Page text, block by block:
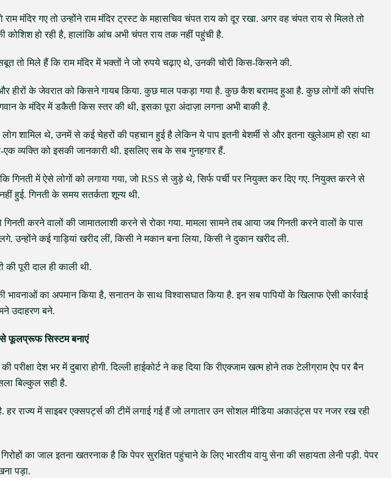
राम मंदिर गए तो उन्होंने राम मंदिर ट्रस्ट के महासचिव चंपत राय को दूर रखा. अगर वह चंपत राय से मिलते तो
कोशिश हो रही है, हालांकि आंच अभी चंपत राय तक नहीं पहुंची है.
तो मिले हैं कि राम मंदिर में भक्तों ने जो रुपये चढ़ाए थे, उनकी चोरी किस-किसने की.
और हीरों के जेवरात को किसने गायब किया. कुछ माल पकड़ा गया है. कुछ कैश बरामद हुआ है. कुछ लोगों की संपत्ति
के मंदिर में डकैती किस स्तर की थी, इसका पूरा अंदाज़ा लगना अभी बाकी है.
लोग शामिल थे, उनमें से कई चेहरों की पहचान हुई है लेकिन ये पाप इतनी बेशर्मी से और इतना खुलेआम हो रहा था
व्यक्ति को इसकी जानकारी थी. इसलिए सब के सब गुनहगार हैं.
गिनती में ऐसे लोगों को लगाया गया, जो RSS से जुड़े थे, सिर्फ पर्ची पर नियुक्त कर दिए गए. नियुक्त करने से
हुई. गिनती के समय सतर्कता शून्य थी.
गिनती करने वालों की जामातलाशी करने से रोका गया. मामला सामने तब आया जब गिनती करने वालों के पास
उन्होंने कई गाड़ियां खरीद लीं, किसी ने मकान बना लिया, किसी ने दुकान खरीद ली.
की पूरी दाल ही काली थी.
भावनाओं का अपमान किया है, सनातन के साथ विश्वासघात किया है. इन सब पापियों के खिलाफ ऐसी कार्रवाई
उदाहरण बने.
से फूलप्रूफ सिस्टम बनाएं
परीक्षा देश भर में दुबारा होगी. दिल्ली हाईकोर्ट ने कह दिया कि रीएक्जाम खत्म होने तक टेलीग्राम ऐप पर बैन
बिल्कुल सही है.
हर राज्य में साइबर एक्सपर्ट्स की टीमें लगाई गई हैं जो लगातार उन सोशल मीडिया अकाउंट्स पर नजर रख रही
का जाल इतना खतरनाक है कि पेपर सुरक्षित पहुंचाने के लिए भारतीय वायु सेना की सहायता लेनी पड़ी. पेपर
पड़ा.